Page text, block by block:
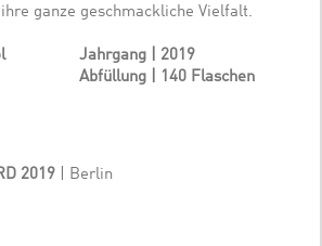
ganze geschmackliche Vielfalt.
Jahrgang | 2019
Abfüllung | 140 Flaschen
2019 | Berlin